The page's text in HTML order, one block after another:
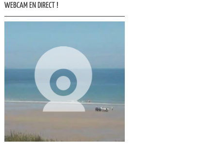
WEBCAM EN DIRECT !